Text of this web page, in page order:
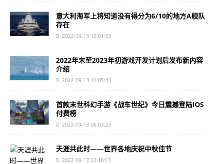
意大利海军上将知道没有得分为6/10的地方A舰队
存在
2022-09-13 12:01:53
2022年末至2023年初游戏开发计划后发布新内容
介绍
2022-09-13 10:05:43
首款末世科幻手游《战车世纪》今日震撼登陆IOS
付费榜
2022-09-13 06:03:23
天涯共此时——世界各地庆祝中秋佳节
2022-09-12 22:10:13